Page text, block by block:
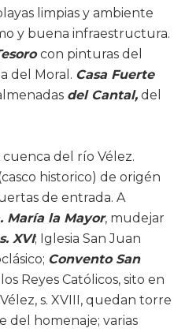
limpias y ambiente
y buena infraestructura.
con pinturas del
del Moral. Casa Fuerte
del Cantal, del
cuenca del río Vélez.
historico) de origén
de entrada. A
María la Mayor, mudejar
XVI; Iglesia San Juan
Convento San
Reyes Católicos, sito en
s. XVIII, quedan torre
del homenaje; varias